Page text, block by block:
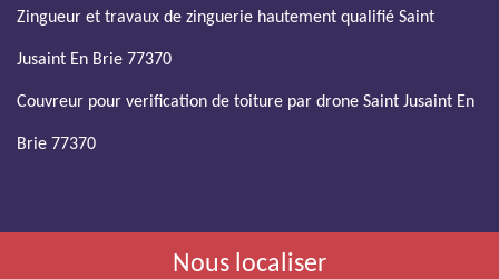
Zingueur et travaux de zinguerie hautement qualifié Saint
Jusaint En Brie 77370
Couvreur pour verification de toiture par drone Saint Jusaint En
Brie 77370
Nous localiser